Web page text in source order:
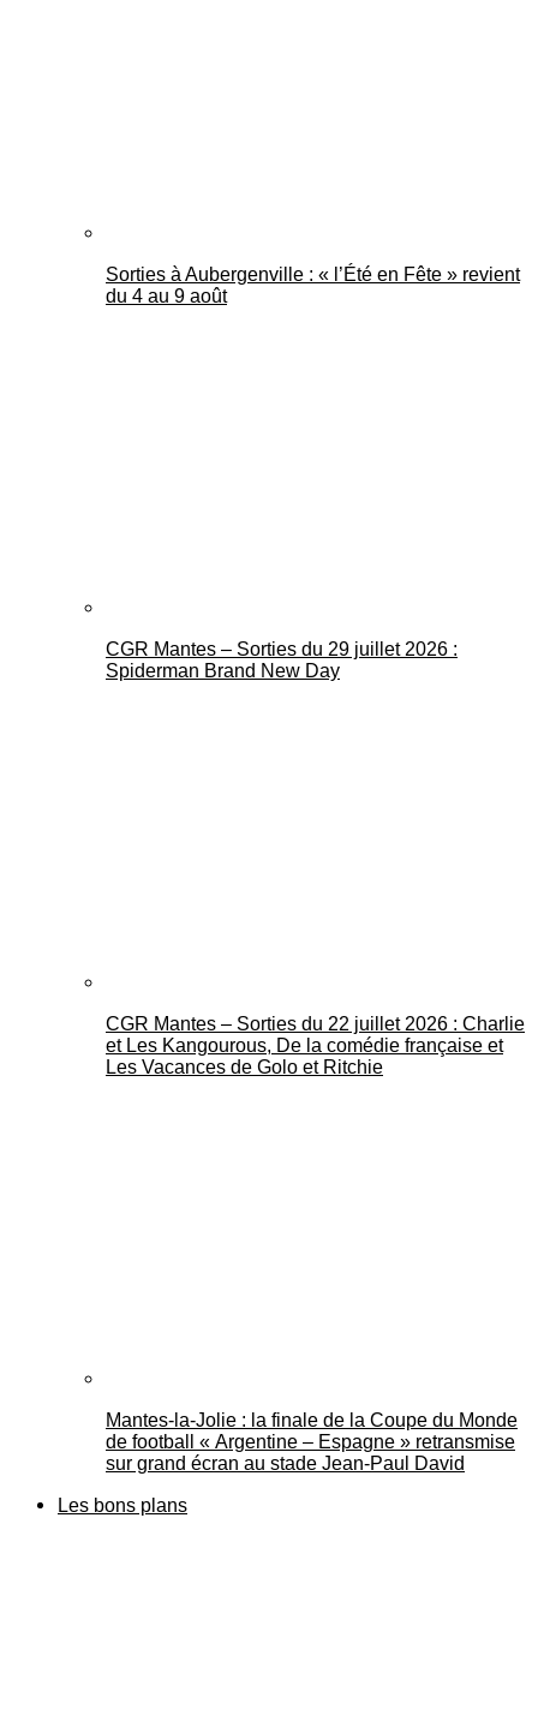
Sorties à Aubergenville : « l’Été en Fête » revient
du 4 au 9 août
CGR Mantes – Sorties du 29 juillet 2026 :
Spiderman Brand New Day
CGR Mantes – Sorties du 22 juillet 2026 : Charlie
et Les Kangourous, De la comédie française et
Les Vacances de Golo et Ritchie
Mantes-la-Jolie : la finale de la Coupe du Monde
de football « Argentine – Espagne » retransmise
sur grand écran au stade Jean-Paul David
Les bons plans